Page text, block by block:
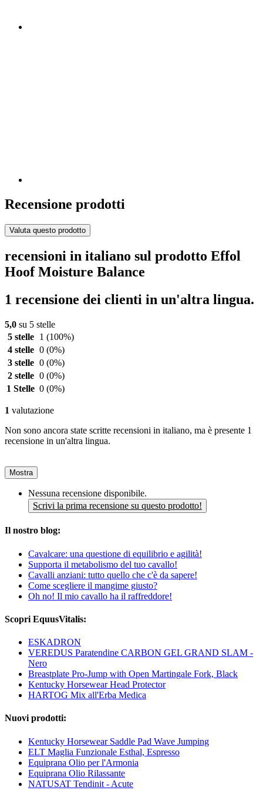
Recensione prodotti
Valuta questo prodotto
recensioni in italiano sul prodotto Effol
Hoof Moisture Balance
1 recensione dei clienti in un'altra lingua.
5,0 su 5 stelle
5 stelle
1 (100%)
4 stelle 0 (0%)
3 stelle 0 (0%)
2 stelle 0 (0%)
1 Stelle 0 (0%)
1 valutazione
Non sono ancora state scritte recensioni in italiano, ma è presente 1
recensione in un'altra lingua.
Mostra
Nessuna recensione disponibile.
Scrivi la prima recensione su questo prodotto!
Il nostro blog:
Cavalcare: una questione di equilibrio e agilità!
Supporta il metabolismo del tuo cavallo!
Cavalli anziani: tutto quello che c'è da sapere!
Come scegliere il mangime giusto?
Oh no! Il mio cavallo ha il raffreddore!
Scopri EquusVitalis:
ESKADRON
VEREDUS Paratendine CARBON GEL GRAND SLAM -
Nero
Breastplate Pro-Jump with Open Martingale Fork, Black
Kentucky Horsewear Head Protector
HARTOG Mix all'Erba Medica
Nuovi prodotti:
Kentucky Horsewear Saddle Pad Wave Jumping
ELT Maglia Funzionale Esthal, Espresso
Equiprana Olio per l'Armonia
Equiprana Olio Rilassante
NATUSAT Tendinit - Acute